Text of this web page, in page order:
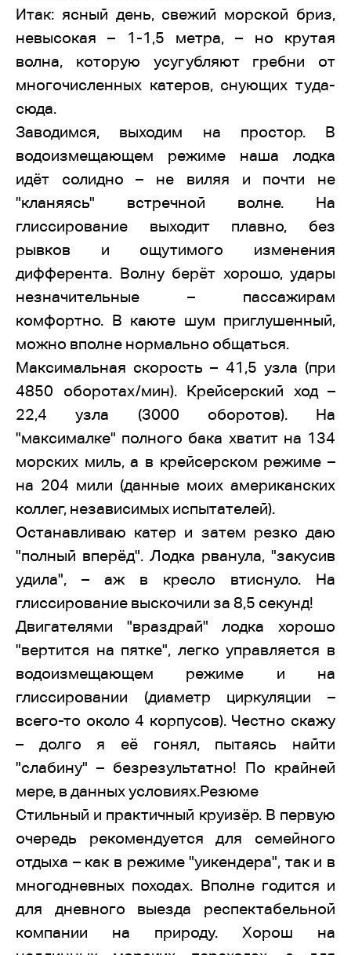
Итак: ясный день, свежий морской бриз,
невысокая – 1-1,5 метра, – но крутая
волна, которую усугубляют гребни от
многочисленных катеров, снующих туда-
сюда.
Заводимся, выходим на простор. В
водоизмещающем режиме наша лодка
идёт солидно – не виляя и почти не
"кланяясь" встречной волне. На
глиссирование выходит плавно, без
рывков и ощутимого изменения
дифферента. Волну берёт хорошо, удары
незначительные – пассажирам
комфортно. В каюте шум приглушенный,
можно вполне нормально общаться.
Максимальная скорость – 41,5 узла (при
4850 оборотах/мин). Крейсерский ход –
22,4 узла (3000 оборотов). На
"максималке" полного бака хватит на 134
морских миль, а в крейсерском режиме –
на 204 мили (данные моих американских
коллег, независимых испытателей).
Останавливаю катер и затем резко даю
"полный вперёд". Лодка рванула, "закусив
удила", – аж в кресло втиснуло. На
глиссирование выскочили за 8,5 секунд!
Двигателями "враздрай" лодка хорошо
"вертится на пятке", легко управляется в
водоизмещающем режиме и на
глиссировании (диаметр циркуляции –
всего-то около 4 корпусов). Честно скажу
– долго я её гонял, пытаясь найти
"слабину" – безрезультатно! По крайней
мере, в данных условиях.Резюме
Стильный и практичный круизёр. В первую
очередь рекомендуется для семейного
отдыха – как в режиме "уикендера", так и в
многодневных походах. Вполне годится и
для дневного выезда респектабельной
компании на природу. Хорош на